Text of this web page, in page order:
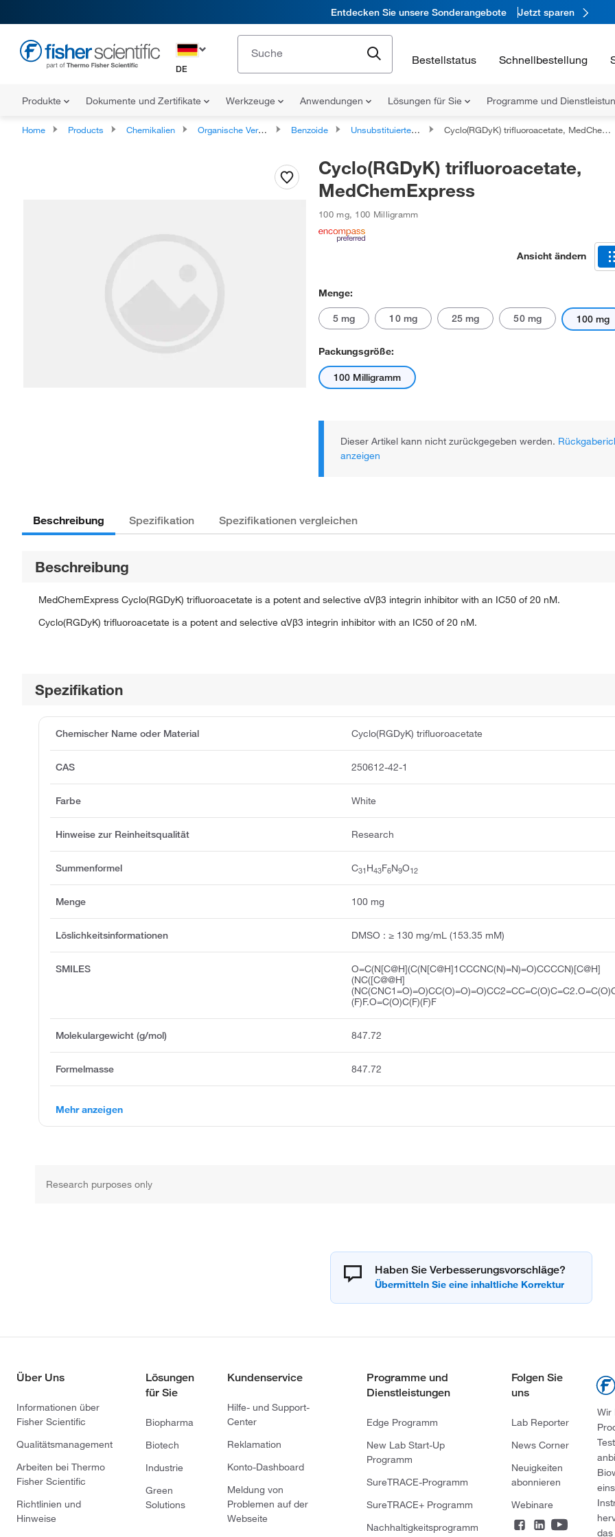
Entdecken Sie unsere Sonderangebote Jetzt sparen
DE
Bestellstatus Schnellbestellung
Produkte Dokumente und Zertifikate Werkzeuge Anwendungen Lösungen für Sie Programme und
Home Products Chemikalien Organische Verbindungen Benzoide Unsubstituierte Phenole Cyclo(RGDyK) trifluoroacetate, MedChemExpress
Cyclo(RGDyK) trifluoroacetate,
MedChemExpress
100 mg, 100 Milligramm
Ansicht ändern
Menge:
5 mg 10 mg 25 mg 50 mg 100 mg
Packungsgröße:
100 Milligramm
Dieser Artikel kann nicht zurückgegeben werden.
anzeigen
Beschreibung Spezifikation Spezifikationen vergleichen
Beschreibung
MedChemExpress Cyclo(RGDyK) trifluoroacetate is a potent and selective αVβ3 integrin inhibitor with an IC50 of 20 nM.
Cyclo(RGDyK) trifluoroacetate is a potent and selective αVβ3 integrin inhibitor with an IC50 of 20 nM.
Spezifikation
Chemischer Name oder Material Cyclo(RGDyK) trifluoroacetate
CAS 250612-42-1
Farbe White
Hinweise zur Reinheitsqualität Research
Summenformel C31 H43F6N9O12
Menge 100 mg
Löslichkeitsinformationen DMSO : ≥ 130 mg/mL (153.35 mM)
SMILES
O=C(N[C@H](C(N[C@H]1CCCNC(N)=N)=O)CCCCN)[C@H]
(NC([C@@H]
(F)F.O=C(O)C(F)(F)F
Molekulargewicht (g/mol) 847.72
Formelmasse 847.72
Mehr anzeigen
Research purposes only
Haben Sie Verbesserungsvorschläge?
Über Uns
Informationen über
Fisher Scientific
Qualitätsmanagement
Arbeiten bei Thermo
Fisher Scientific
Richtlinien und
Hinweise
Lösungen
für Sie
Biopharma
Biotech
Industrie
Green
Solutions
Kundenservice
Hilfe- und Support-
Center
Reklamation
Konto-Dashboard
Meldung von
Problemen auf der
Webseite
Programme und
Dienstleistungen
Edge Programm
New Lab Start-Up
Programm
SureTRACE-Programm
SureTRACE+ Programm
Nachhaltigkeitsprogramm
Folgen Sie
uns
Lab Reporter
News Corner
Neuigkeiten
abonnieren
Webinare
Wir